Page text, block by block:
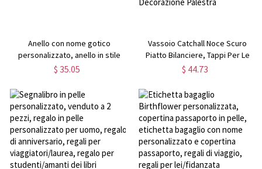
Anello con nome gotico
personalizzato, anello in stile
inglese antico, anello in
nome gotico in stile tatuaggio,
regalo per lui
$ 35.05
Vassoio Catchall Noce Scuro
Piatto Bilanciere, Tappi Per Le
Orecchie Cambio Chiavi
Essenziali Per La Palestra Di Casa,
Regali Per Sollevatori Di Pesi
Amanti Del Fitness, Decorazione
Palestra
$ 44.73